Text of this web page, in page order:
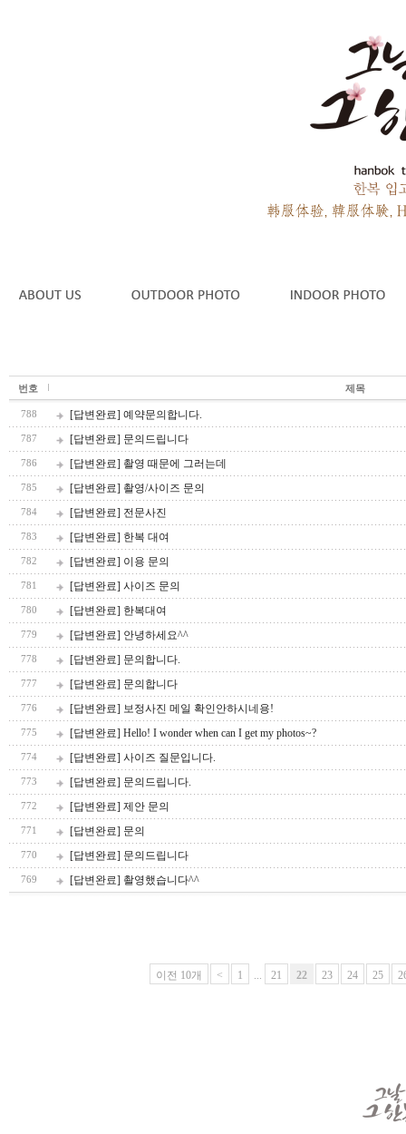
번호 제목
788 [답변완료] 예약문의합니다.
787 [답변완료] 문의드립니다
786 [답변완료] 촬영 때문에 그러는데
785 [답변완료] 촬영/사이즈 문의
784 [답변완료] 전문사진
783 [답변완료] 한복 대여
782 [답변완료] 이용 문의
781 [답변완료] 사이즈 문의
780 [답변완료] 한복대여
779 [답변완료] 안녕하세요^^
778 [답변완료] 문의합니다.
777 [답변완료] 문의합니다
776 [답변완료] 보정사진 메일 확인안하시네용!
775 [답변완료] Hello! I wonder when can I get my photos~?
774 [답변완료] 사이즈 질문입니다.
773 [답변완료] 문의드립니다.
772 [답변완료] 제안 문의
771 [답변완료] 문의
770 [답변완료] 문의드립니다
769 [답변완료] 촬영했습니다^^
이전 10개 < 1 ... 21 22 23 24 25